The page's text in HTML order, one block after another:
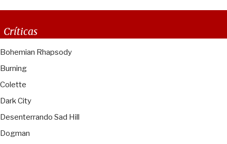
Críticas
Bohemian Rhapsody
Burning
Colette
Dark City
Desenterrando Sad Hill
Dogman